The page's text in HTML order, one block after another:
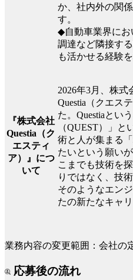
か、社内外の関
す。
◆自動車業界にお
調達など隣接す
も活かせる経験
『株式会社
Questia（ク
エスティ
ア）』につ
いて
2026年3月、株
Questia（クエス
た。Questiaとい
（QUEST）」
術と人が集まる
たいという願い
こまでも技術を
りではなく、技
そのようなエン
たの新たなキャ
業務内容の変更範囲：会社の
応募後の流れ